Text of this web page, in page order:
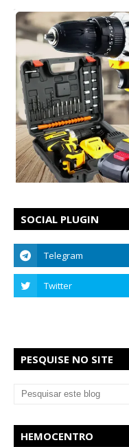
SOCIAL PLUGIN
PESQUISE NO SITE
HEMOCENTRO